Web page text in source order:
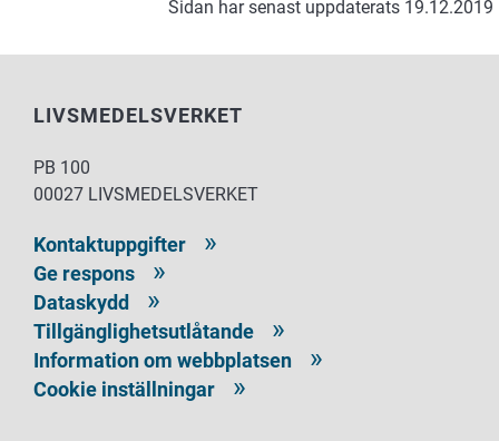
Sidan har senast uppdaterats 19.12.2019
LIVSMEDELSVERKET
PB 100
00027 LIVSMEDELSVERKET
Kontaktuppgifter
Ge respons
Dataskydd
Tillgänglighetsutlåtande
Information om webbplatsen
Cookie inställningar